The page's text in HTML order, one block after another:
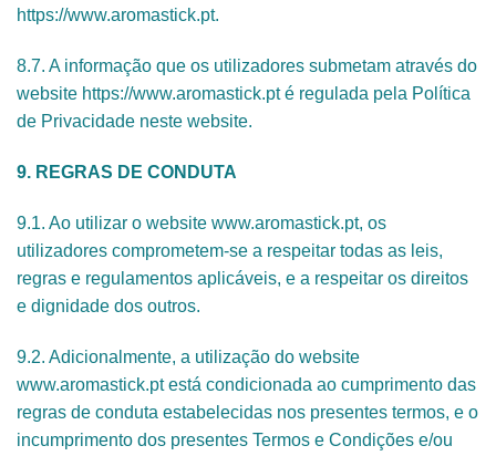
https://www.aromastick.pt.
8.7. A informação que os utilizadores submetam através do
website https://www.aromastick.pt é regulada pela Política
de Privacidade neste website.
9. REGRAS DE CONDUTA
9.1. Ao utilizar o website www.aromastick.pt, os
utilizadores comprometem-se a respeitar todas as leis,
regras e regulamentos aplicáveis, e a respeitar os direitos
e dignidade dos outros.
9.2. Adicionalmente, a utilização do website
www.aromastick.pt está condicionada ao cumprimento das
regras de conduta estabelecidas nos presentes termos, e o
incumprimento dos presentes Termos e Condições e/ou